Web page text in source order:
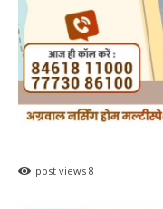
post views 8